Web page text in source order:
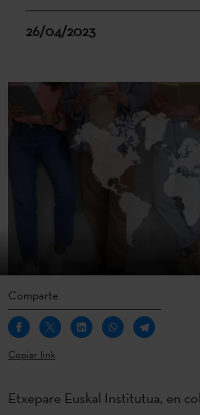
26/04/2023
Comparte
Copiar link
Etxepare Euskal Institutua, en